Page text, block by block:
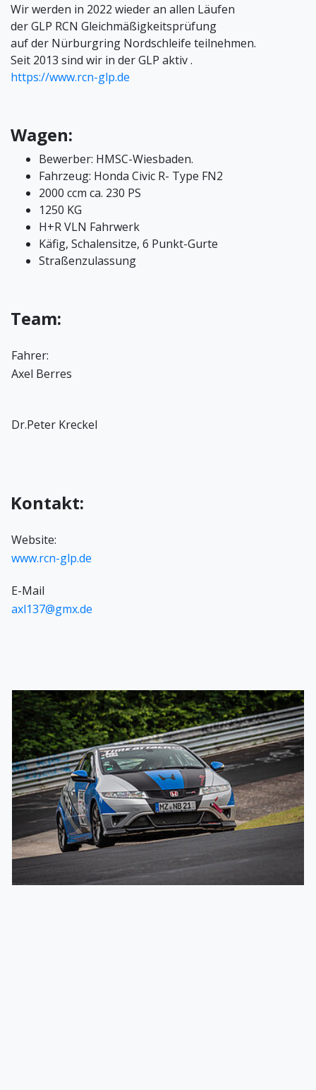
Wir werden in 2022 wieder an allen Läufen
der GLP RCN Gleichmäßigkeitsprüfung
auf der Nürburgring Nordschleife teilnehmen.
Seit 2013 sind wir in der GLP aktiv .
https://www.rcn-glp.de
Wagen:
Bewerber: HMSC-Wiesbaden.
Fahrzeug: Honda Civic R- Type FN2
2000 ccm ca. 230 PS
1250 KG
H+R VLN Fahrwerk
Käfig, Schalensitze, 6 Punkt-Gurte
Straßenzulassung
Team:
Fahrer:
Axel Berres
Dr.Peter Kreckel
Kontakt:
Website:
www.rcn-glp.de
E-Mail
axl137@gmx.de